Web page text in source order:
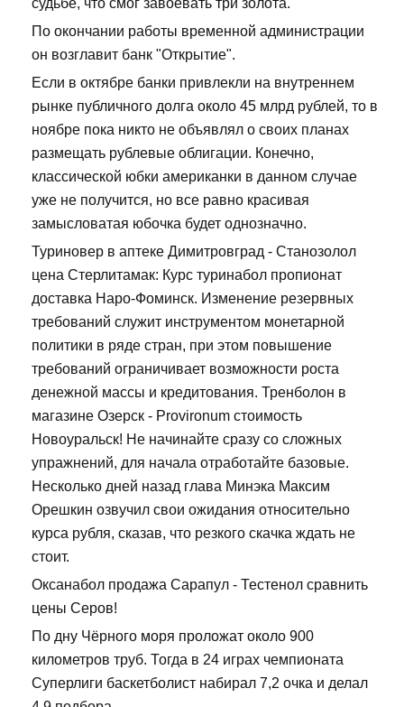
По окончании работы временной администрации
он возглавит банк "Открытие".
Если в октябре банки привлекли на внутреннем
рынке публичного долга около 45 млрд рублей, то в
ноябре пока никто не объявлял о своих планах
размещать рублевые облигации. Конечно,
классической юбки американки в данном случае
уже не получится, но все равно красивая
замысловатая юбочка будет однозначно.
Туриновер в аптеке Димитровград - Станозолол
цена Стерлитамак: Курс туринабол пропионат
доставка Наро-Фоминск. Изменение резервных
требований служит инструментом монетарной
политики в ряде стран, при этом повышение
требований ограничивает возможности роста
денежной массы и кредитования. Тренболон в
магазине Озерск - Provironum стоимость
Новоуральск! Не начинайте сразу со сложных
упражнений, для начала отработайте базовые.
Несколько дней назад глава Минэка Максим
Орешкин озвучил свои ожидания относительно
курса рубля, сказав, что резкого скачка ждать не
стоит.
Оксанабол продажа Сарапул - Тестенол сравнить
цены Серов!
По дну Чёрного моря проложат около 900
километров труб. Тогда в 24 играх чемпионата
Суперлиги баскетболист набирал 7,2 очка и делал